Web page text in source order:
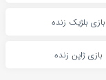
بازی بلژیک زنده
بازی ژاپن زنده